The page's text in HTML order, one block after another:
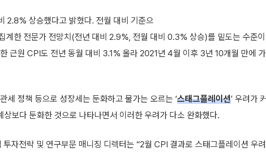
2.8% 상승했다고 밝혔다. 전월 대비 기준으
계한 전문가 전망치(전년 대비 2.9%, 전월 대비 0.3% 상승)를 밑도는 수준
근원 CPI도 전년 동월 대비 3.1% 올라 2021년 4월 이후 3년 10개월 만에
세 정책 등으로 성장세는 둔화하고 물가는 오르는 ‘스태그플레이션’ 우려가
보다 둔화한 것으로 나타나면서 이러한 우려가 다소 완화했다.
자전략 및 연구부문 매니징 디렉터는 “2월 CPI 결과로 스태그플레이션 우